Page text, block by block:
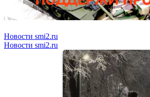
Новости smi2.ru
Новости smi2.ru